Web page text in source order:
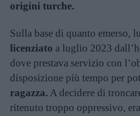
origini turche.
Sulla base di quanto emerso,
licenziato a luglio 2023
dove prestava servizio con
disposizione più tempo per
ragazza. A decidere di
ritenuto troppo oppressivo,